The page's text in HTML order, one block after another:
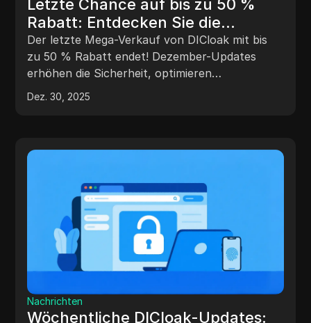
Letzte Chance auf bis zu 50 %
Rabatt: Entdecken Sie die
Dezember-Updates von DICloak
Der letzte Mega-Verkauf von DICloak mit bis
zu 50 % Rabatt endet! Dezember-Updates
erhöhen die Sicherheit, optimieren
Arbeitsabläufe und ermöglichen KI-gesteuerte
Multi-Account-Automatisierung.
Dez. 30, 2025
Nachrichten
Wöchentliche DICloak-Updates: